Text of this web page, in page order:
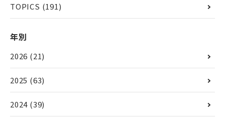
TOPICS (191)
年別
2026 (21)
2025 (63)
2024 (39)